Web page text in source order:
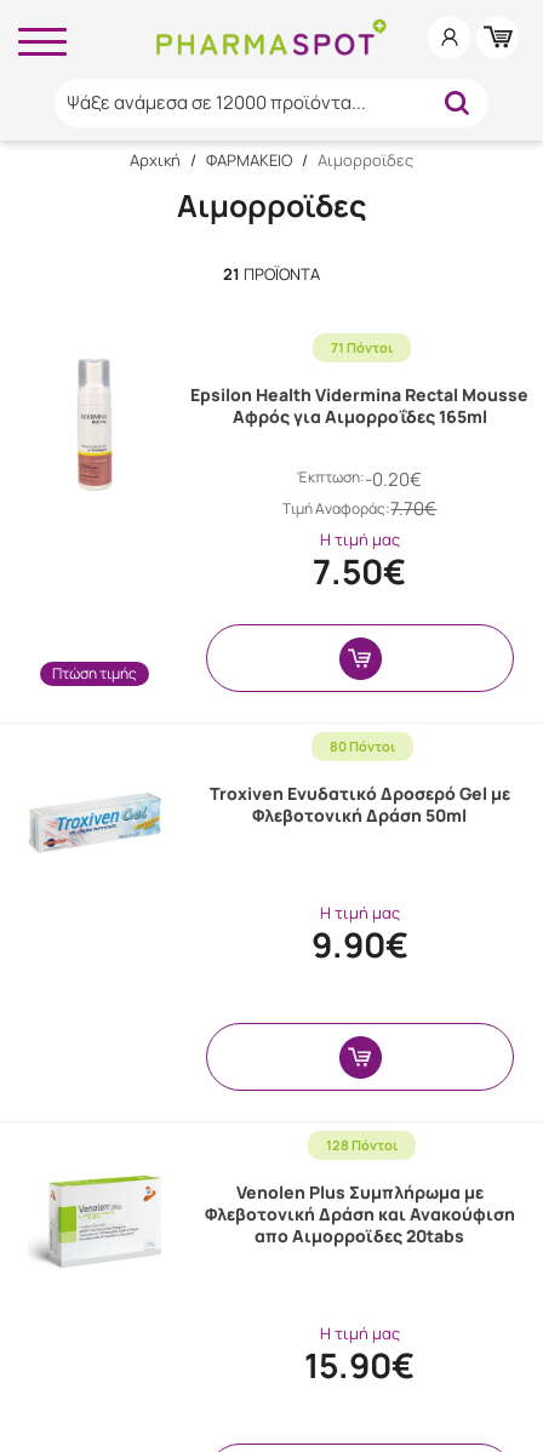
Ψάξε ανάμεσα σε 12000 προϊόντα...
Αρχική / ΦΑΡΜΑΚΕΙΟ / Αιμορροϊδες
Αιμορροϊδες
21 ΠΡΟΪΌΝΤΑ
71 Πόντοι
Πτώση τιμής
Epsilon Health Vidermina Rectal Mousse
Αφρός για Αιμορροΐδες 165ml
Έκπτωση:-0.20€
Tιμή Αναφοράς:7.70€
Η τιμή μας
7.50€
80 Πόντοι
Troxiven Ενυδατικό Δροσερό Gel με
Φλεβοτονική Δράση 50ml
Η τιμή μας
9.90€
128 Πόντοι
Venolen Plus Συμπλήρωμα με
Φλεβοτονική Δράση και Ανακούφιση
απο Αιμορροϊδες 20tabs
Η τιμή μας
15.90€